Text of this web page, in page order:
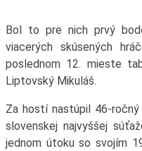
Bol to pre nich prvý
viacerých skúsených
poslednom 12. mieste
Liptovský Mikuláš.
Za hostí nastúpil 46-
slovenskej najvyššej
jednom útoku so svojím